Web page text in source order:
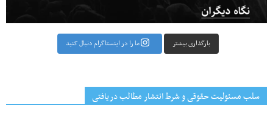
بارگذاری بیشتر ما را در اینستاگرام دنبال کنید
سلب مسئولیت حقوقی و شرط انتشار مطالب دریافتی